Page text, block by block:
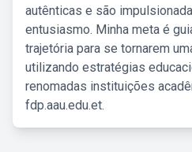
autênticas e são
entusiasmo. Minha meta é
trajetória para se tornarem
utilizando estratégias
renomadas instituições
fdp.aau.edu.et.